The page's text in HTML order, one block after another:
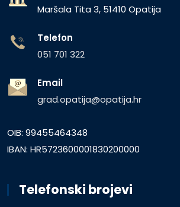
Maršala Tita 3, 51410 Opatija
Telefon
051 701 322
Email
grad.opatija@opatija.hr
OIB: 99455464348
IBAN: HR5723600001830200000
Telefonski brojevi